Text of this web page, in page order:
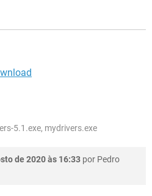
5.1.exe, mydrivers.exe
de 2020 às 16:33 por Pedro